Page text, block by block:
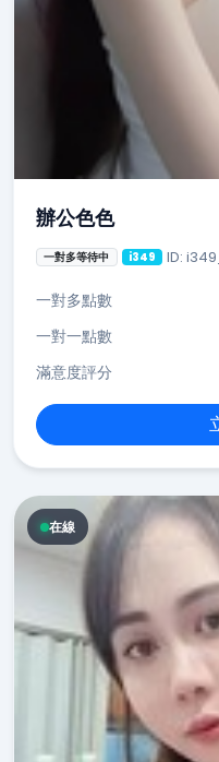
辦公色色
一對多等待中 i349 ID:
一對多點數
一對一點數
滿意度評分
在線